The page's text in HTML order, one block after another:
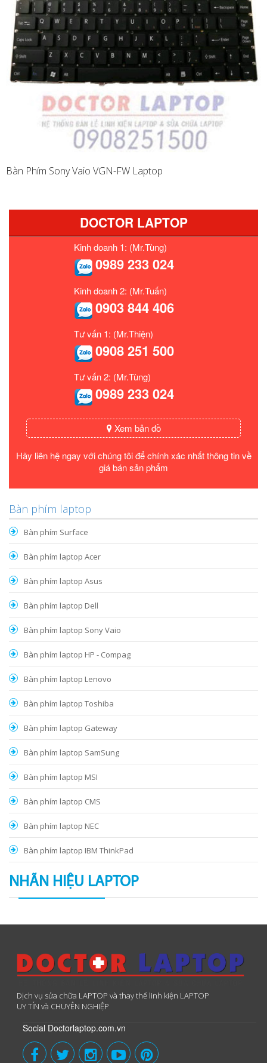
Bàn Phím Sony Vaio VGN-FW Laptop
DOCTOR LAPTOP
Kinh doanh 1: (Mr.Tùng)
0989 233 024
Kinh doanh 2: (Mr.Tuấn)
0903 844 406
Tư vấn 1: (Mr.Thiện)
0908 251 500
Tư vấn 2: (Mr.Tùng)
0989 233 024
Xem bản đồ
Hãy liên hệ ngay với chúng tôi để chính xác nhất thông tin về
giá bán sản phẩm
Bàn phím laptop
Bàn phím Surface
Bàn phím laptop Acer
Bàn phím laptop Asus
Bàn phím laptop Dell
Bàn phím laptop Sony Vaio
Bàn phím laptop HP - Compag
Bàn phím laptop Lenovo
Bàn phím laptop Toshiba
Bàn phím laptop Gateway
Bàn phím laptop SamSung
Bàn phím laptop MSI
Bàn phím laptop CMS
Bàn phím laptop NEC
Bàn phím laptop IBM ThinkPad
NHÃN HIỆU LAPTOP
Dịch vụ sửa chữa LAPTOP và thay thế linh kiện LAPTOP
UY TÍN và CHUYÊN NGHIỆP
Social Doctorlaptop.com.vn